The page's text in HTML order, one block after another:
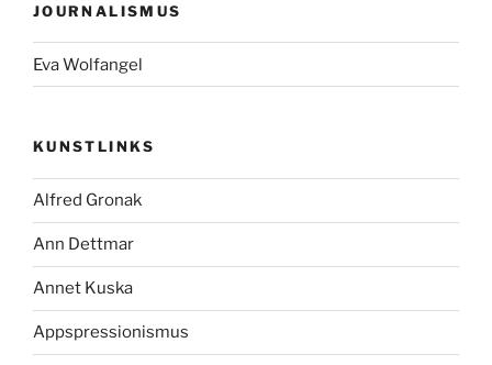
JOURNALISMUS
Eva Wolfangel
KUNSTLINKS
Alfred Gronak
Ann Dettmar
Annet Kuska
Appspressionismus